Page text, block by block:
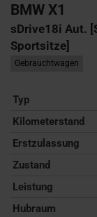
BMW X1
sDrive18i Aut.
Sportsitze]
Gebrauchtwagen
Typ
Kilometerstand
Erstzulassung
Zustand
Leistung
Hubraum